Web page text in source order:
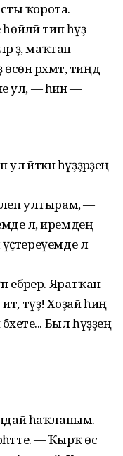
ҡорота.
тип һүҙ
ҙә, маҡтап
рәхмәт, тиңдә
ул, — һин —
әйткән һүҙҙәрҙең
ултырам, —
лә, иремдең
үҫтереүемде лә
Яратҡан
түҙ! Хоҙай һиңә
Был һүҙҙең
һаҡланым. —
— Ҡырҡ өс